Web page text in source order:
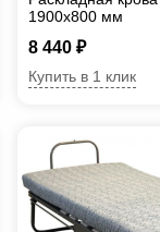
1900х800 мм
8 440 ₽
Купить в 1 клик